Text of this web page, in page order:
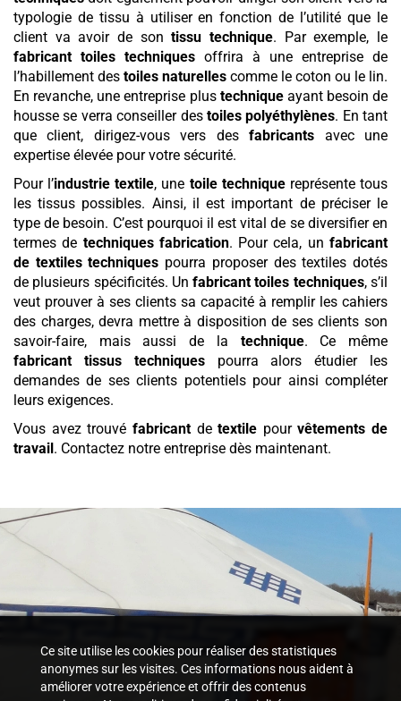
typologie de tissu à utiliser en fonction de l’utilité que le
client va avoir de sontissu technique. Par exemple, le
fabricant toiles techniques offrira à une entreprise de
l’habillement des toiles naturelles comme le coton ou le lin.
En revanche, une entreprise plus techniqueayant besoin de
housse se verra conseiller des toiles polyéthylènes. En tant
que client, dirigez-vous vers desfabricants avec une
expertise élevée pour votre sécurité.
Pour l’industrie textile, une toile techniquereprésente tous
les tissus possibles. Ainsi, il est important de préciser le
type de besoin. C’est pourquoi il est vital de se diversifier en
termes de techniques fabrication. Pour cela, unfabricant
de textiles techniques pourra proposer des textiles dotés
de plusieurs spécificités. Unfabricant toiles techniques, s’il
veut prouver à ses clients sa capacité à remplir les cahiers
des charges, devra mettre à disposition de ses clients son
savoir-faire, mais aussi de la technique. Ce même
fabricant tissus techniquespourra alors étudier les
demandes de ses clients potentiels pour ainsi compléter
leurs exigences.
Vous avez trouvé fabricant detextile pourvêtements de
travail. Contactez notre entreprise dès maintenant.
Ce site utilise les cookies pour réaliser des statistiques
anonymes sur les visites. Ces informations nous aident à
améliorer votre expérience et offrir des contenus